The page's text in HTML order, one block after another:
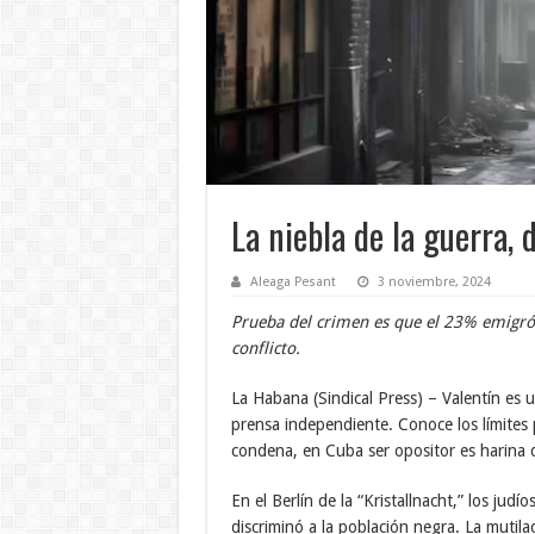
La niebla de la guerra,
Aleaga Pesant 3 noviembre, 2024
Prueba del crimen es que el 23%
conflicto.
La Habana (Sindical Press) – Valentín
prensa independiente. Conoce los
condena, en Cuba ser opositor es harina
En el Berlín de la “Kristallnacht,” los
discriminó a la población negra. La